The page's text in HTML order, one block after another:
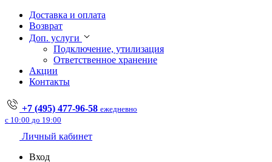
Доставка и оплата
Возврат
Доп. услуги
Подключение, утилизация
Ответственное хранение
Акции
Контакты
+7 (495) 477-96-58 ежедневно
с 10:00 до 19:00
Личный кабинет
Вход